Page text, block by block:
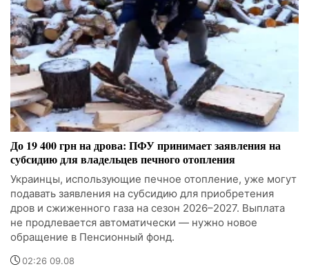
До 19 400 грн на дрова: ПФУ принимает заявления на
субсидию для владельцев печного отопления
Украинцы, использующие печное отопление, уже могут
подавать заявления на субсидию для приобретения
дров и сжиженного газа на сезон 2026–2027. Выплата
не продлевается автоматически — нужно новое
обращение в Пенсионный фонд.
02:26 09.08